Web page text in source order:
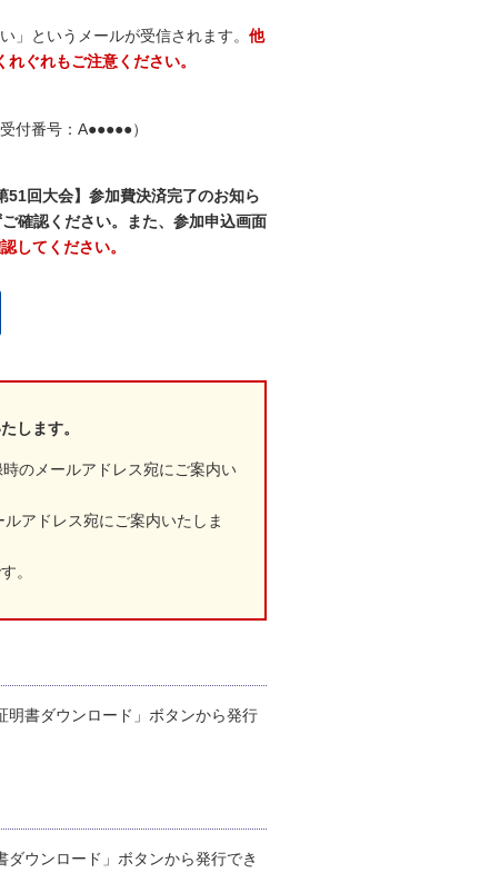
というメールが受信されます。 他
ぐれもご注意ください。
付番号：A●●●●●）
回大会】参加費決済完了のお知ら
確認ください。また、参加申込画面
してください。
します。
のメールアドレス宛にご案内い
アドレス宛にご案内いたしま
。
明書ダウンロード」ボタンから発行
ウンロード」ボタンから発行でき